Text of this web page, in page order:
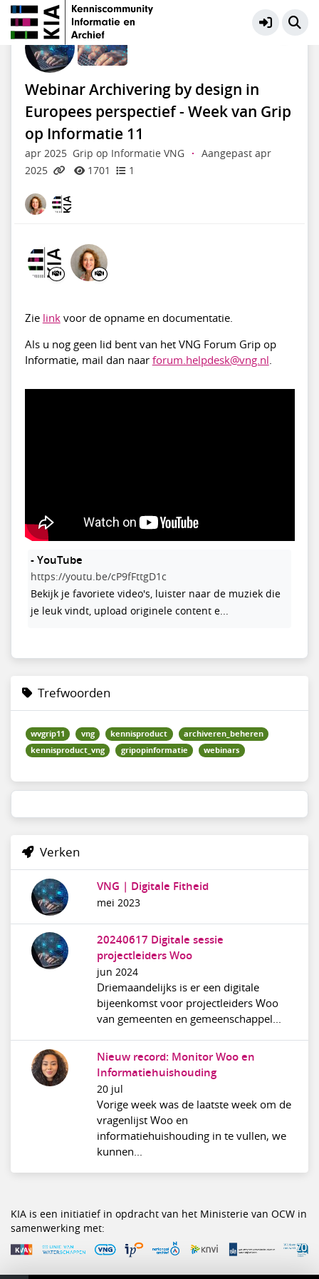
VNG | Grip op Informatie
Webinar Archivering by design in
Europees perspectief - Week van Grip
op Informatie 11
apr 2025 Grip op Informatie VNG ·
Aangepast apr
2025
1701 1
Zie linkvoor de opname en documentatie.
Als u nog geen lid bent van het VNG Forum Grip op
Informatie, mail dan naar forum.helpdesk@vng.nl
- YouTube
https://youtu.be/cP9fFttgD1c
Bekijk je favoriete video's, luister naar de muziek die
je leuk vindt, upload originele content e...
Trefwoorden
wvgrip11 vng kennisproduct
archiveren_beheren
kennisproduct_vng
gripopinformatie webinars
Verken
VNG | Digitale Fitheid
mei 2023
20240617 Digitale sessie
projectleiders Woo
jun 2024
Driemaandelijks is er een digitale
bijeenkomst voor projectleiders Woo
van gemeenten en gemeenschappel...
Nieuw record: Monitor Woo en
Informatiehuishouding
20 jul
Vorige week was de laatste week om de
vragenlijst Woo en
informatiehuishouding in te vullen, we
kunnen...
KIA is een initiatief in opdracht van het Ministerie van OCW in
samenwerking met: